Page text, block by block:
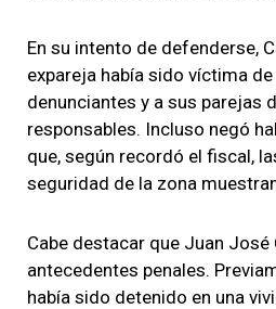
En su intento de defenderse,
expareja había sido víctima
denunciantes y a sus parejas
responsables. Incluso negó
que, según recordó el fiscal,
seguridad de la zona
Cabe destacar que Juan
antecedentes penales.
había sido detenido en una